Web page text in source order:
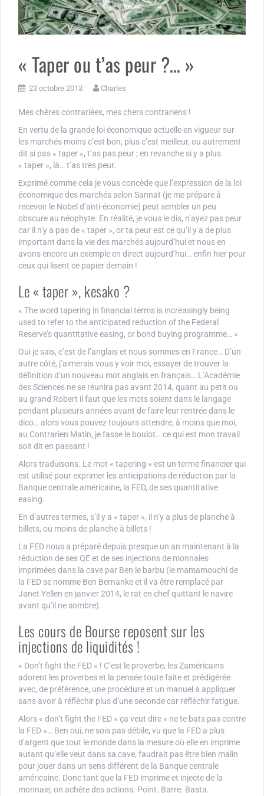
« Taper ou t’as peur ?… »
23 octobre 2013 Charles
Mes chères contrariées, mes chers contrariens !
En vertu de la grande loi économique actuelle en vigueur sur
les marchés moins c’est bon, plus c’est meilleur, ou autrement
dit si pas « taper », t’as pas peur ; en revanche si y a plus
« taper », là… t’as très peur.
Exprimé comme cela je vous concède que l’expression de la loi
économique des marchés selon Sannat (je me prépare à
recevoir le Nobel d’anti-économie) peut sembler un peu
obscure au néophyte. En réalité, je vous le dis, n’ayez pas peur
car il n’y a pas de « taper », or ta peur est ce qu’il y a de plus
important dans la vie des marchés aujourd’hui et nous en
avons encore un exemple en direct aujourd’hui… enfin hier pour
ceux qui lisent ce papier demain !
Le « taper », kesako ?
« The word tapering in financial terms is increasingly being
used to refer to the anticipated reduction of the Federal
Reserve’s quantitative easing, or bond buying programme… »
Oui je sais, c’est de l’anglais et nous sommes en France… D’un
autre côté, j’aimerais vous y voir moi, essayer de trouver la
définition d’un nouveau mot anglais en français… L’Académie
des Sciences ne se réunira pas avant 2014, quant au petit ou
au grand Robert il faut que les mots soient dans le langage
pendant plusieurs années avant de faire leur rentrée dans le
dico… alors vous pouvez toujours attendre, à moins que moi,
au Contrarien Matin, je fasse le boulot… ce qui est mon travail
soit dit en passant !
Alors traduisons. Le mot « tapering » est un terme financier qui
est utilisé pour exprimer les anticipations de réduction par la
Banque centrale américaine, la FED, de ses quantitative
easing.
En d’autres termes, s’il y a « taper », il n’y a plus de planche à
billets, ou moins de planche à billets !
La FED nous a préparé depuis presque un an maintenant à la
réduction de ses QE et de ses injections de monnaies
imprimées dans la cave par Ben le barbu (le mamamouchi de
la FED se nomme Ben Bernanke et il va être remplacé par
Janet Yellen en janvier 2014, le rat en chef quittant le navire
avant qu’il ne sombre).
Les cours de Bourse reposent sur les
injections de liquidités !
« Don’t fight the FED » ! C’est le proverbe, les Zaméricains
adorent les proverbes et la pensée toute faite et prédigérée
avec, de préférence, une procédure et un manuel à appliquer
sans avoir à réfléchir plus d’une seconde car réfléchir fatigue.
Alors « don’t fight the FED » ça veut dire « ne te bats pas contre
la FED »… Ben oui, ne sois pas débile, vu que la FED a plus
d’argent que tout le monde dans la mesure où elle en imprime
autant qu’elle veut dans sa cave, faudrait pas être bien malin
pour jouer dans un sens différent de la Banque centrale
américaine. Donc tant que la FED imprime et injecte de la
monnaie, on achète des actions. Point. Barre. Basta.